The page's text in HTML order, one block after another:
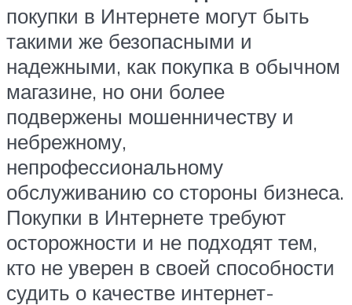
покупки в Интернете могут быть
такими же безопасными и
надежными, как покупка в обычном
магазине, но они более
подвержены мошенничеству и
небрежному,
непрофессиональному
обслуживанию со стороны бизнеса.
Покупки в Интернете требуют
осторожности и не подходят тем,
кто не уверен в своей способности
судить о качестве интернет-